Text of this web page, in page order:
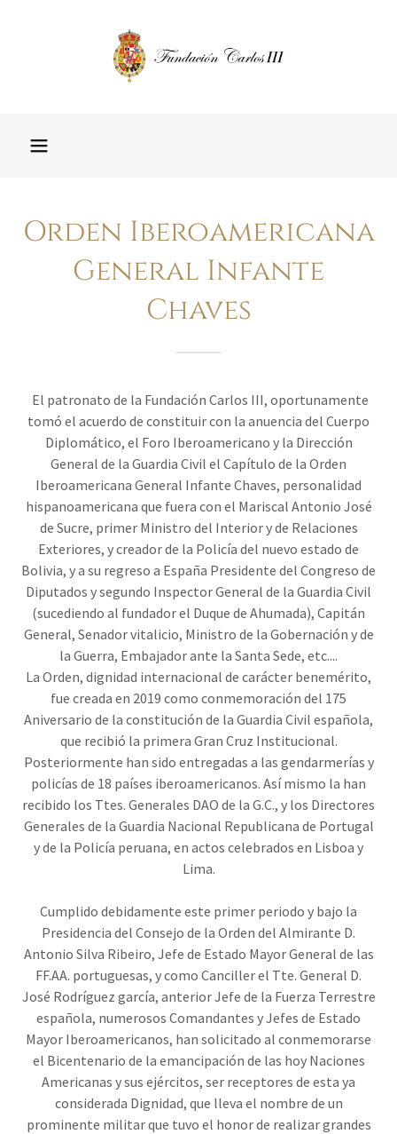
Orden Iberoamericana
General Infante
Chaves
El patronato de la Fundación Carlos III, oportunamente
tomó el acuerdo de constituir con la anuencia del Cuerpo
Diplomático, el Foro Iberoamericano y la Dirección
General de la Guardia Civil el Capítulo de la Orden
Iberoamericana General Infante Chaves, personalidad
hispanoamericana que fuera con el Mariscal Antonio José
de Sucre, primer Ministro del Interior y de Relaciones
Exteriores, y creador de la Policía del nuevo estado de
Bolivia, y a su regreso a España Presidente del Congreso de
Diputados y segundo Inspector General de la Guardia Civil
(sucediendo al fundador el Duque de Ahumada), Capitán
General, Senador vitalicio, Ministro de la Gobernación y de
la Guerra, Embajador ante la Santa Sede, etc....
La Orden, dignidad internacional de carácter benemérito,
fue creada en 2019 como conmemoración del 175
Aniversario de la constitución de la Guardia Civil española,
que recibió la primera Gran Cruz Institucional.
Posteriormente han sido entregadas a las gendarmerías y
policías de 18 países iberoamericanos. Así mismo la han
recibido los Ttes. Generales DAO de la G.C., y los Directores
Generales de la Guardia Nacional Republicana de Portugal
y de la Policía peruana, en actos celebrados en Lisboa y
Lima.
Cumplido debidamente este primer periodo y bajo la
Presidencia del Consejo de la Orden del Almirante D.
Antonio Silva Ribeiro, Jefe de Estado Mayor General de las
FF.AA. portuguesas, y como Canciller el Tte. General D.
José Rodríguez garcía, anterior Jefe de la Fuerza Terrestre
española, numerosos Comandantes y Jefes de Estado
Mayor Iberoamericanos, han solicitado al conmemorarse
el Bicentenario de la emancipación de las hoy Naciones
Americanas y sus ejércitos, ser receptores de esta ya
considerada Dignidad, que lleva el nombre de un
prominente militar que tuvo el honor de realizar grandes